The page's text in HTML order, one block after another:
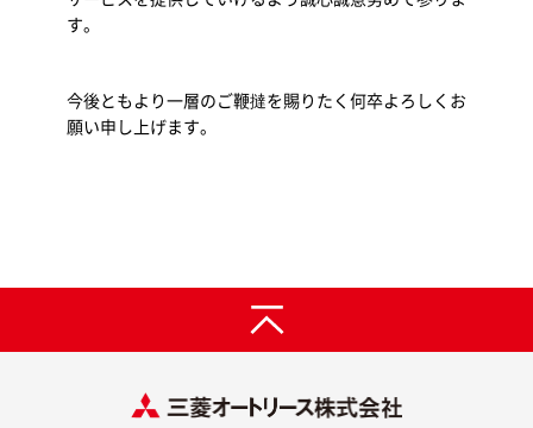
す。
今後ともより一層のご鞭撻を賜りたく何卒よろしくお
願い申し上げます。